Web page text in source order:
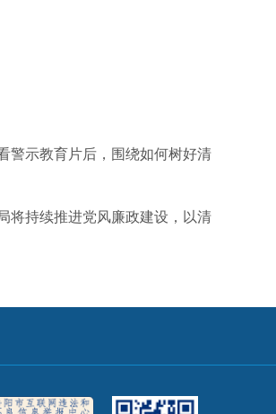
示教育片后，围绕如何树好清
持续推进党风廉政建设，以清